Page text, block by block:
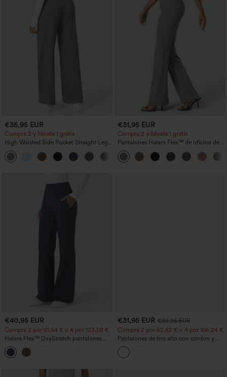
€35,95 EUR
Compra 2 y llévate 1 gratis
High Waisted Side Pocket Straight Leg
Work Pants
+23
€31,95 EUR
Compra 2 y llévate 1 gratis
Pantalones Halara Flex™ de oficina de
tiro alto ligeramente acampanados con
bolsillos
€40,95 EUR
Compra 2 por 61,54 € o 4 por 123,08 €.
Halara Flex™ DayStretch pantalones
acampanados de trabajo de tiro medio
con bolsillo lateral con cremallera
€31,95 EUR €35,95 EUR
Compra 2 por 52,62 € o 4 por 105,24 €.
Pantalones de tiro alto con cordón y
bolsillos, pernera ancha, holgados y de
estilo casual con tacto de lino.